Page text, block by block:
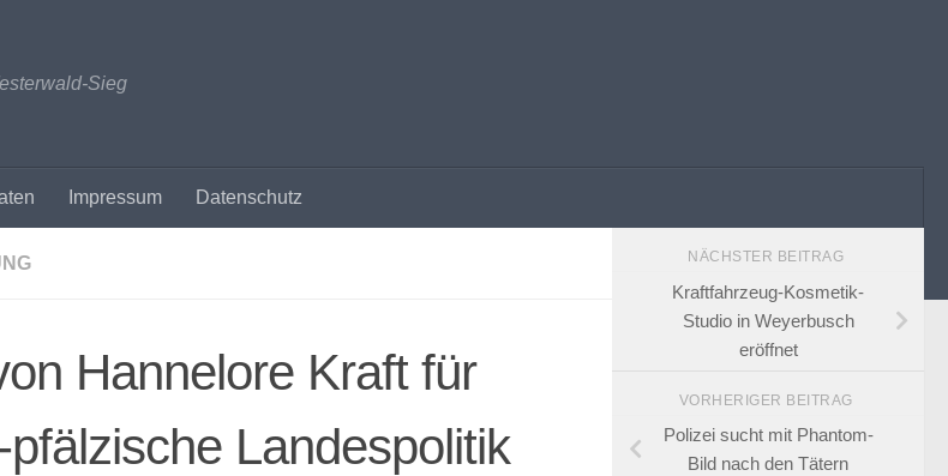
Sieg
Impressum Datenschutz
Hannelore Kraft für
Landespolitik
NÄCHSTER BEITRAG
Kraftfahrzeug-Kosmetik-
Studio in Weyerbusch
eröffnet
VORHERIGER BEITRAG
Polizei sucht mit Phantom-
Bild nach den Tätern